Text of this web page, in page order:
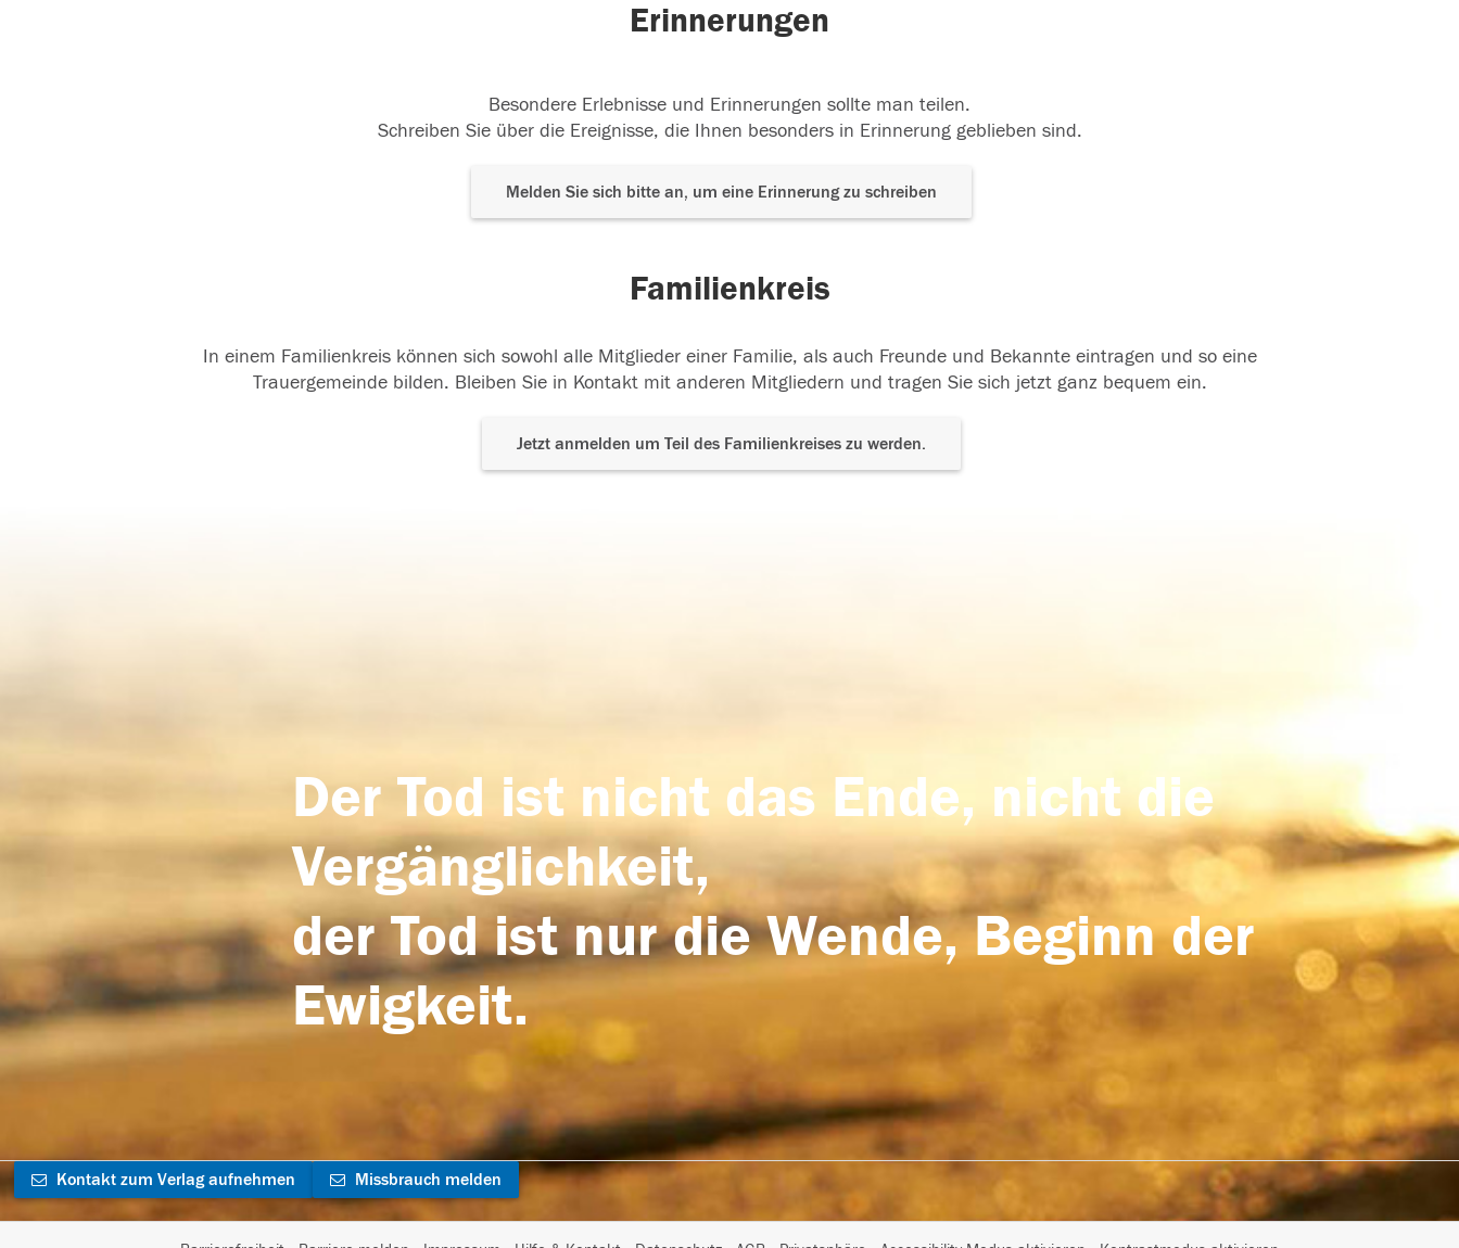
Erinnerungen
Besondere Erlebnisse und Erinnerungen sollte man teilen.
Schreiben Sie über die Ereignisse, die Ihnen besonders in Erinnerung geblieben sind.
Melden Sie sich bitte an, um eine Erinnerung zu schreiben
Familienkreis
In einem Familienkreis können sich sowohl alle Mitglieder einer Familie, als auch Freunde und Bekannte eintragen und so eine
Trauergemeinde bilden. Bleiben Sie in Kontakt mit anderen Mitgliedern und tragen Sie sich jetzt ganz bequem ein.
Jetzt anmelden um Teil des Familienkreises zu werden.
Der Tod ist nicht das Ende, nicht die
Vergänglichkeit,
der Tod ist nur die Wende, Beginn der
Ewigkeit.
Kontakt zum Verlag aufnehmen Missbrauch melden